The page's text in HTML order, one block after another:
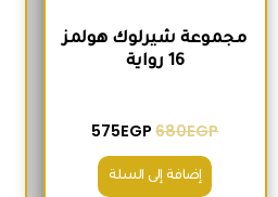
مجموعة شيرلوك هولمز
16 رواية
680EGP
575EGP
إضافة إلى السلة